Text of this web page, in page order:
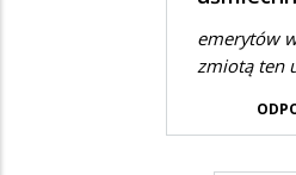
emerytów
zmiotą ten